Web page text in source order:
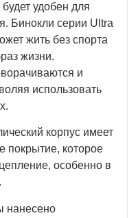
удобен для
Бинокли серии Ultra
жить без спорта
жизни.
и
использовать
корпус имеет
покрытие, которое
особенно в
нанесено